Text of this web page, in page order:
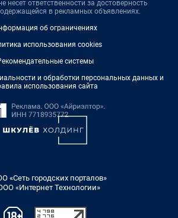
несет ответственности за достоверность
в рекламных объявлениях.
об ограничениях
использования cookies
системы
и обработки персональных данных и
использования сайта
«Сеть городских порталов»
«Интернет Технологии»